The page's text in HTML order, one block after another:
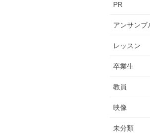
PR
アンサンブ
レッスン
卒業生
教員
映像
未分類